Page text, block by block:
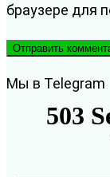
браузере для
Мы в Telegram